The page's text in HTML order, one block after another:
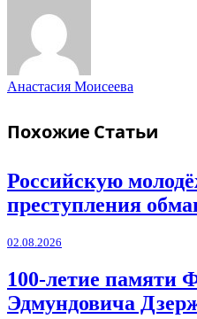
Анастасия Моисеева
Похожие Статьи
Российскую
преступления
02.08.2026
100-летие памяти
Эдмундовича